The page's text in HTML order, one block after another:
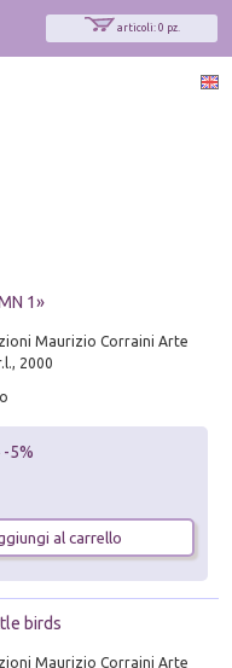
articoli: 0 pz.
1»
Maurizio Corraini Arte
2000
-5%
al carrello
birds
Maurizio Corraini Arte